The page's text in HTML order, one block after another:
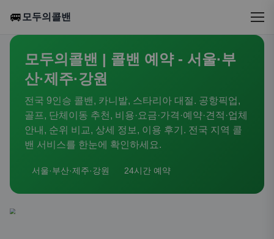
🚐 모두의콜밴
모두의콜밴 | 콜밴 예약 - 서울·부
산·제주·강원
전국 9인승 콜밴, 카니발, 스타리아 대절. 공항픽업,
골프, 단체이동 추천, 비용·요금·가격·예약·견적·업체
안내, 순위 비교, 상세 정보, 이용 후기. 전국 지역 콜
밴 서비스를 한눈에 확인하세요.
서울·부산·제주·강원 24시간 예약